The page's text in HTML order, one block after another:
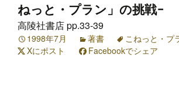
ねっと・プラン」の挑戦−
高陵社書店 pp.33-39
1998年7月 著書
こねっと・プ
Xにポスト
Facebookでシェア